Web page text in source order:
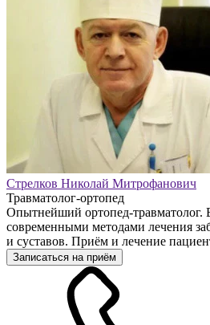
Стрелков Николай Митрофанович
Травматолог-ортопед
Опытнейший ортопед-травматолог.
современными методами лечения
и суставов. Приём и лечение
Записаться на приём